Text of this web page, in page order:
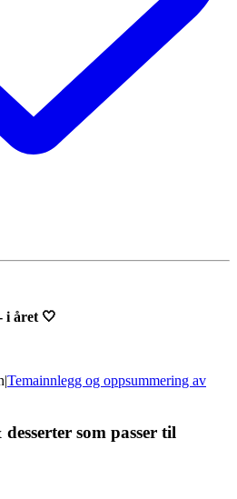
i året 🤍
|Temainnlegg og oppsummering av
som passer til